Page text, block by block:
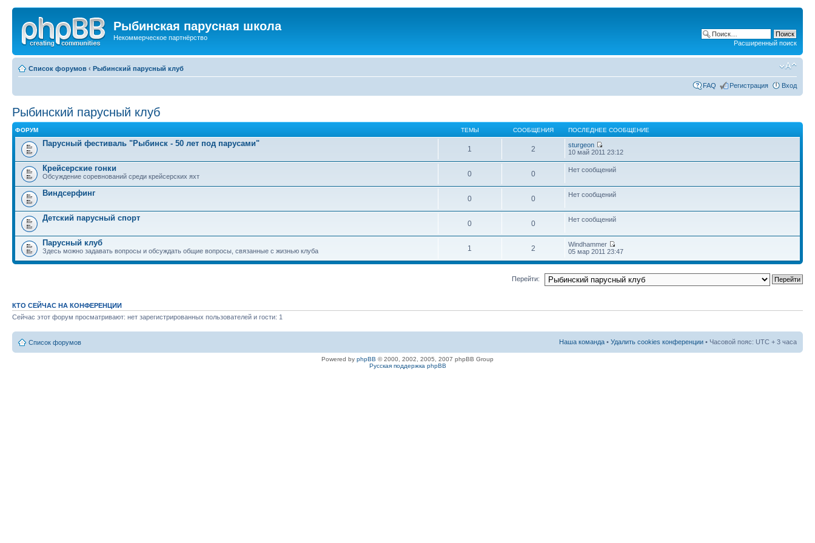
Рыбинская парусная школа
Некоммерческое партнёрство
Расширенный поиск
Список форумов ‹ Рыбинский парусный клуб
FAQ Регистрация Вход
Рыбинский парусный клуб
ФОРУМ ТЕМЫ СООБЩЕНИЯ ПОСЛЕДНЕЕ СООБЩЕНИЕ
Парусный фестиваль "Рыбинск - 50 лет под парусами"
1 2
sturgeon
10 май 2011 23:12
Крейсерские гонки
Обсуждение соревнований среди крейсерских яхт 0 0 Нет сообщений
Виндсерфинг
0 0 Нет сообщений
Детский парусный спорт
0 0 Нет сообщений
Парусный клуб
Здесь можно задавать вопросы и обсуждать общие вопросы, связанные с жизнью клуба 1 2
Windhammer
05 мар 2011 23:47
Перейти:
КТО СЕЙЧАС НА КОНФЕРЕНЦИИ
Сейчас этот форум просматривают: нет зарегистрированных пользователей и гости: 1
Список форумов Наша команда • Удалить cookies конференции • Часовой пояс: UTC + 3 часа
Powered by phpBB © 2000, 2002, 2005, 2007 phpBB Group
Русская поддержка phpBB